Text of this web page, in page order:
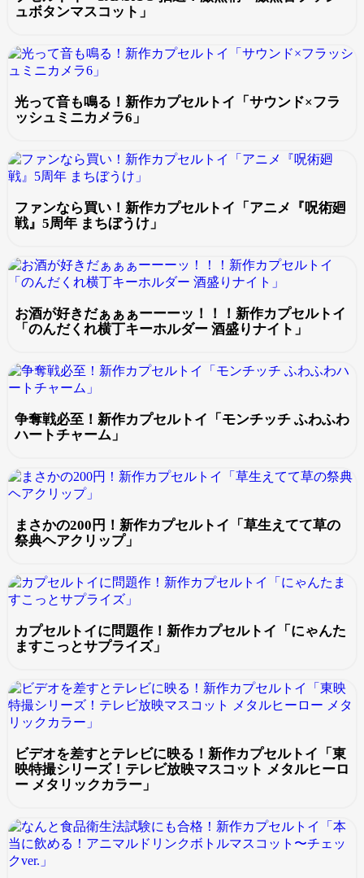
ュボタンマスコット」
光って音も鳴る！新作カプセルトイ「サウンド×フラ
ッシュミニカメラ6」
ファンなら買い！新作カプセルトイ「アニメ『呪術廻
戦』5周年 まちぼうけ」
お酒が好きだぁぁぁーーーッ！！！新作カプセルトイ
「のんだくれ横丁キーホルダー 酒盛りナイト」
争奪戦必至！新作カプセルトイ「モンチッチ ふわふわ
ハートチャーム」
まさかの200円！新作カプセルトイ「草生えてて草の
祭典ヘアクリップ」
カプセルトイに問題作！新作カプセルトイ「にゃんた
ますこっとサプライズ」
ビデオを差すとテレビに映る！新作カプセルトイ「東
映特撮シリーズ！テレビ放映マスコット メタルヒーロ
ー メタリックカラー」